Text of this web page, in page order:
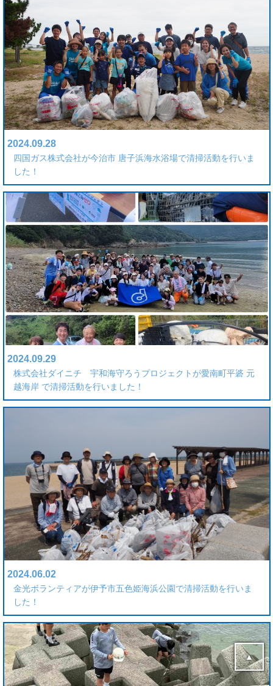
2024.09.28
四国ガス株式会社が今治市 唐子浜海水浴場で清掃活動を行いま
した！
2024.09.29
株式会社ダイニチ 宇和海守ろうプロジェクトが愛南町平碆 元
越海岸 で清掃活動を行いました！
2024.06.02
金光ボランティアが伊予市五色姫海浜公園で清掃活動を行いま
した！
▲